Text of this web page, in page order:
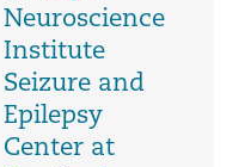
Neuroscience
Institute
Seizure and
Epilepsy
Center at